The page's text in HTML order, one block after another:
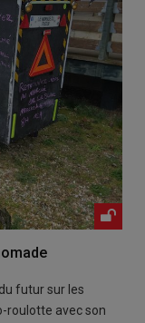
futur sur les
roulotte avec son